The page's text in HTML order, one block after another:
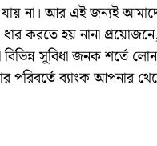
যায় না। আর এই জন্যই
করতে হয় নানা প্রয়োজনে,
সুবিধা জনক শর্তে
পরিবর্তে ব্যাংক আপনার